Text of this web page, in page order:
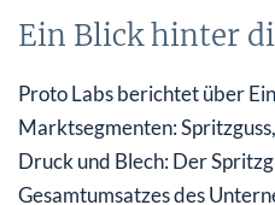
Ein Blick hinter
Proto Labs berichtet über
Marktsegmenten:
Druck und Blech: Der
Gesamtumsatzes des